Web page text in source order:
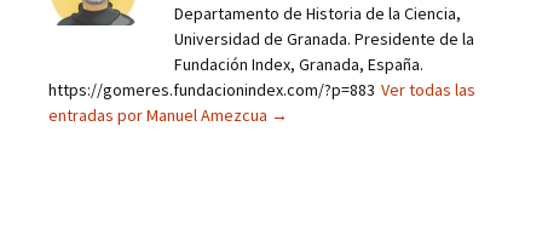
Departamento de Historia de la Ciencia,
Universidad de Granada. Presidente de la
Fundación Index, Granada, España.
https://gomeres.fundacionindex.com/?p=883 Ver todas las
entradas por Manuel Amezcua →